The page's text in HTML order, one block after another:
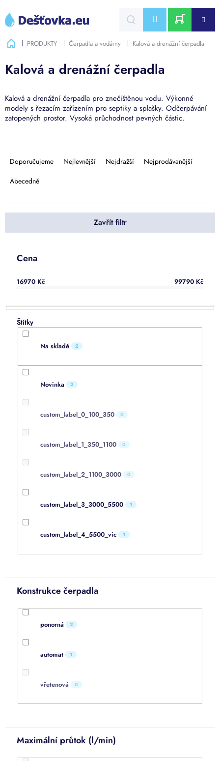
obsah
CZK
NÁKUPNÍ
DomůPRODUKTY Čerpadla a vodárny Kalová a drenážní čerpadla
Kalová a drenážní čerpadla
Kalová a drenážní čerpadla pro znečištěnou vodu. Výkonné
modely s řezacím zařízením pro septiky a splašky. Odčerpávání
zatopených prostor. Vysoká průchodnost pevných částic.
p
o
Doporučujeme Nejlevnější Nejdražší
Nejprodávanější
Abecedně
Zavřít filtr
Cena
16970 Kč 99790 Kč
Na skladě 2
Novinka 2
custom_label_0_100_350 0
custom_label_1_350_1100 0
custom_label_2_1100_3000 0
custom_label_3_3000_5500 1
custom_label_4_5500_vic 1
Konstrukce čerpadla
ponorná 2
automat 1
vřetenová 0
Maximální průtok (l/min)